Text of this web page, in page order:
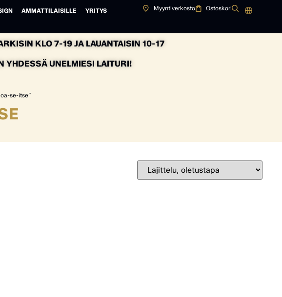
AMMATTILAISILLE
YRITYS
Myyntiverkosto Ostoskori
KLO 7-19 JA LAUANTAISIN 10-17
YHDESSÄ UNELMIESI LAITURI!
se-itse”